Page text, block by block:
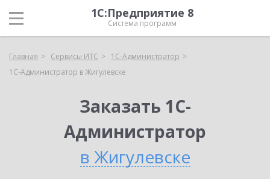
1С:Предприятие 8
Система программ
Главная Сервисы ИТС
1С-Администратор
1С-Администратор в Жигулевске
Заказать 1С-
Администратор
в Жигулевске